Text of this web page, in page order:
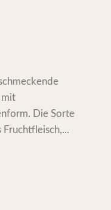
mit
Die Sorte
Fruchtfleisch,...